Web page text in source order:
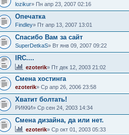
lozikur» Пн апр 23, 2007 02:16
Опечатка
Findley» Пт апр 13, 2007 13:01
Спасибо Вам за сайт
SuperDetkaS» Вт янв 09, 2007 09:22
IRC....
ezoterik» Пт дек 12, 2003 21:02
Смена хостинга
ezoterik» Ср апр 26, 2006 23:58
Хватит болтать!
РИККИ» Ср сен 24, 2003 14:34
Смена дизайна, да или нет.
ezoterik» Ср окт 01, 2003 05:33